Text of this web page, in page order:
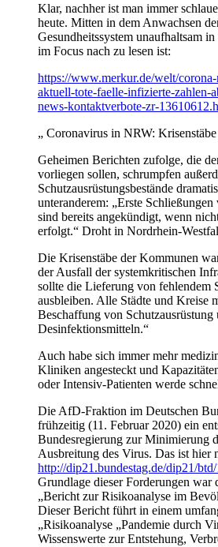
Klar, nachher ist man immer
heute. Mitten in dem Anwachsen
Gesundheitssystem unaufhaltsam
im Focus nach zu lesen ist:
https://www.merkur.de/welt/
aktuell-tote-faelle-infizierte-zahlen-
news-kontaktverbote-zr-
„ Coronavirus in NRW:
Geheimen Berichten zufolge, die
vorliegen sollen, schrumpfen
Schutzausrüstungsbestände
unteranderem: „Erste
sind bereits angekündigt, wenn
erfolgt.“ Droht in Nordrhein-
Die Krisenstäbe der Kommunen
der Ausfall der systemkritischen
sollte die Lieferung von fehlendem
ausbleiben. Alle Städte und Kreise
Beschaffung von Schutzausrüstung
Desinfektionsmitteln.“
Auch habe sich immer mehr
Kliniken angesteckt und
oder Intensiv-Patienten werde
Die AfD-Fraktion im Deutschen
frühzeitig (11. Februar 2020) ein
Bundesregierung zur Minimierung
Ausbreitung des Virus. Das ist hier
http://dip21.bundestag.de/dip21/
Grundlage dieser Forderungen war
„Bericht zur Risikoanalyse im
Dieser Bericht führt in einem
„Risikoanalyse „Pandemie durch
Wissenswerte zur Entstehung,